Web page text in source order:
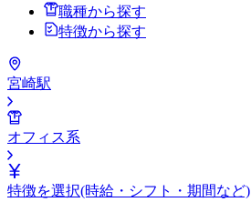
職種から探す
特徴から探す
宮崎駅
オフィス系
特徴を選択(時給・シフト・期間など)